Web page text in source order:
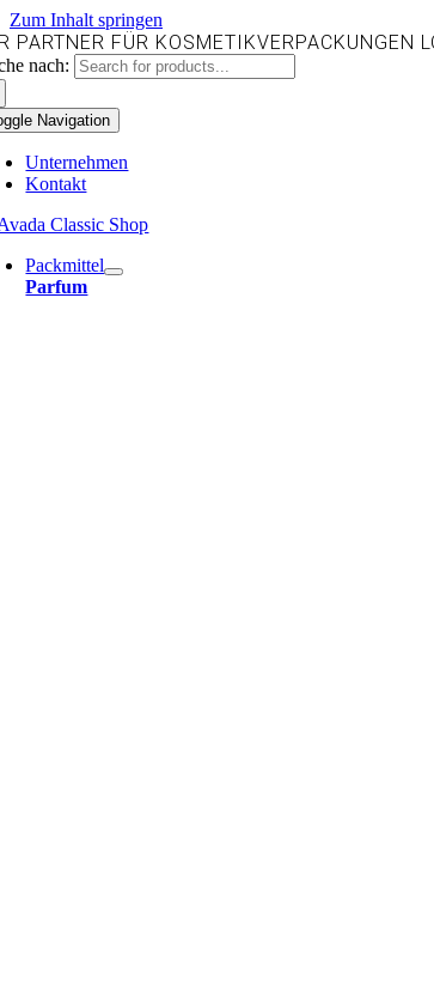
Zum Inhalt springen
PARTNER FÜR KOSMETIKVERPACKUNGEN
nach:
Navigation
Unternehmen
Kontakt
Packmittel
Parfum